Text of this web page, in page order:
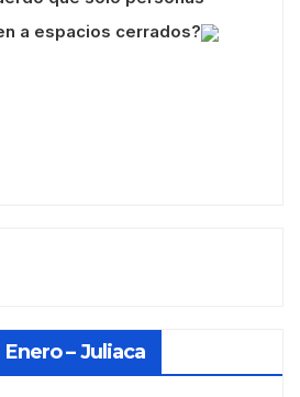
a espacios cerrados?
– Juliaca